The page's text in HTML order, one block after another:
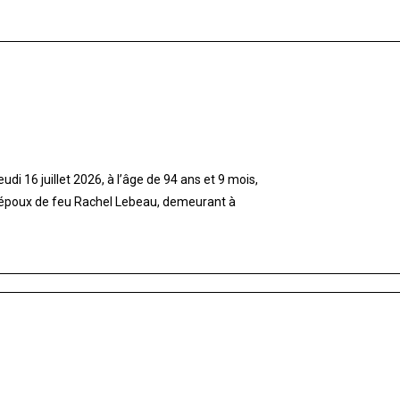
16 juillet 2026, à l’âge de 94 ans et 9 mois,
de feu Rachel Lebeau, demeurant à